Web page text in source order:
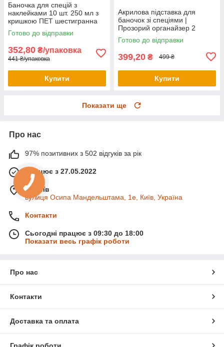
Баночка для спецій з
наклейками 10 шт. 250 мл з
кришкою ПЕТ шестигранна
Готово до відправки
352,80 ₴/упаковка
441 ₴/упаковка
Купити
Акрилова підставка для
баночок зі спеціями |
Прозорий органайзер 2
яруси | Кухонна поличка
Готово до відправки
399,20 ₴ 499 ₴
Купити
Показати ще
Про нас
97% позитивних з 502 відгуків за рік
Працює з 27.05.2022
м. Київ
вулиця Осипа Мандельштама, 1е, Київ, Україна
Контакти
Сьогодні працює з 09:30 до 18:00
Показати весь графік роботи
Про нас
Контакти
Доставка та оплата